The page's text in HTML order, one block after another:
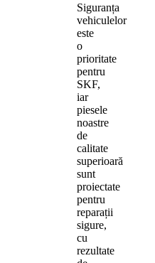
Siguranța
vehiculelor
este
o
prioritate
pentru
SKF,
iar
piesele
noastre
de
calitate
superioară
sunt
proiectate
pentru
reparații
sigure,
cu
rezultate